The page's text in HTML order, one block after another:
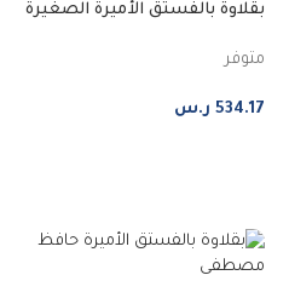
بقلاوة بالفستق الأميرة الصغيرة
متوفر
534.17 ر.س